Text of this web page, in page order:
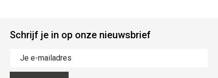
Schrijf je in op onze nieuwsbrief